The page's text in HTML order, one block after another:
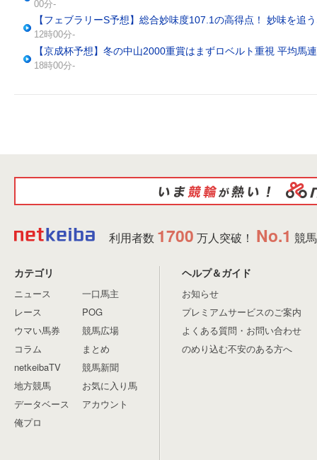
00分-
【フェブラリーS予想】総合妙味度107.1の高得点！ 妙味を追
12時00分-
【京成杯予想】冬の中山2000重賞はまずロベルト重視 平均馬
18時00分-
利用者数 1700 万人突破！ No.1 競
カテゴリ
ニュース
レース
ウマい馬券
コラム
netkeibaTV
地方競馬
データベース
俺プロ
一口馬主
POG
競馬広場
まとめ
競馬新聞
お気に入り馬
アカウント
ヘルプ＆ガイド
お知らせ
プレミアムサービスのご案内
よくある質問・お問い合わせ
のめり込む不安のある方へ